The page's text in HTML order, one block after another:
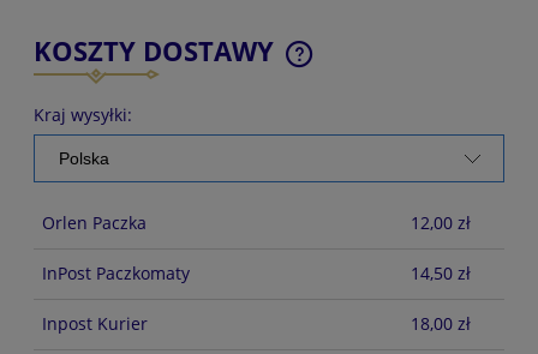
KOSZTY DOSTAWY
CENA NIE ZAWIERA EWENTUALNYCH KOSZTÓW
PŁATNOŚCI
Kraj wysyłki:
Orlen Paczka 12,00 zł
InPost Paczkomaty 14,50 zł
Inpost Kurier 18,00 zł